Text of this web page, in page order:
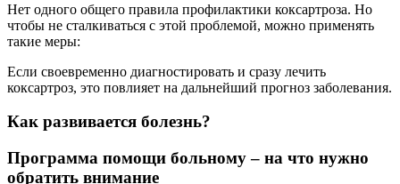
Нет одного общего правила профилактики коксартроза. Но
чтобы не сталкиваться с этой проблемой, можно применять
такие меры:
Если своевременно диагностировать и сразу лечить
коксартроз, это повлияет на дальнейший прогноз заболевания.
Как развивается болезнь?
Программа помощи больному – на что нужно
обратить внимание